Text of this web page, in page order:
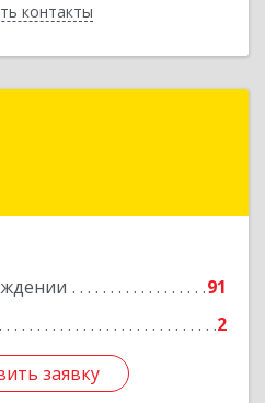
контакты
91
2
заявку
заявку